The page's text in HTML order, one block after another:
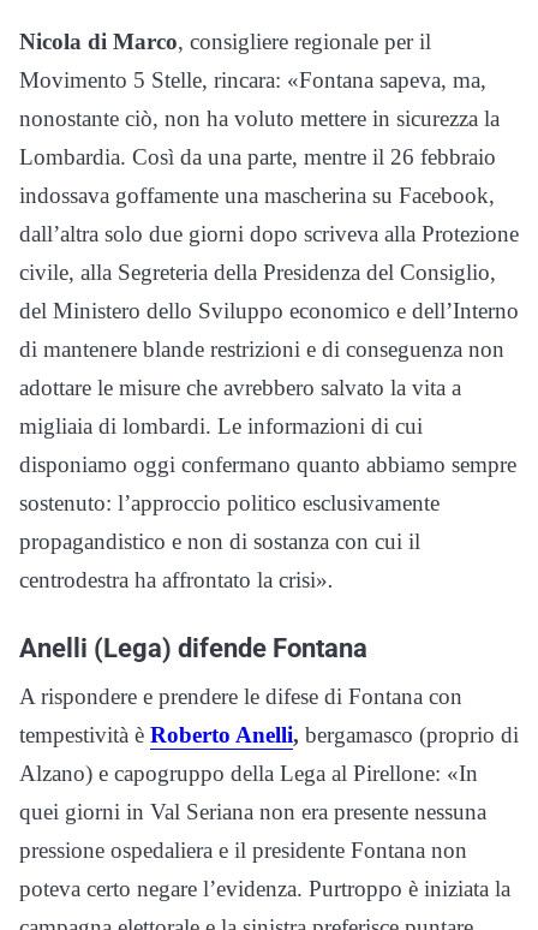
Nicola di Marco, consigliere regionale per il
Movimento 5 Stelle, rincara: «Fontana sapeva, ma,
nonostante ciò, non ha voluto mettere in sicurezza la
Lombardia. Così da una parte, mentre il 26 febbraio
indossava goffamente una mascherina su Facebook,
dall’altra solo due giorni dopo scriveva alla Protezione
civile, alla Segreteria della Presidenza del Consiglio,
del Ministero dello Sviluppo economico e dell’Interno
di mantenere blande restrizioni e di conseguenza non
adottare le misure che avrebbero salvato la vita a
migliaia di lombardi. Le informazioni di cui
disponiamo oggi confermano quanto abbiamo sempre
sostenuto: l’approccio politico esclusivamente
propagandistico e non di sostanza con cui il
centrodestra ha affrontato la crisi».
Anelli (Lega) difende Fontana
A rispondere e prendere le difese di Fontana con
tempestività è Roberto Anelli, bergamasco (proprio di
Alzano) e capogruppo della Lega al Pirellone: «In
quei giorni in Val Seriana non era presente nessuna
pressione ospedaliera e il presidente Fontana non
poteva certo negare l’evidenza. Purtroppo è iniziata la